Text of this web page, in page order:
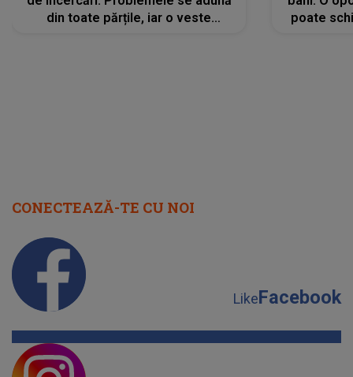
din toate părțile, iar o veste
poate
CONECTEAZĂ-TE CU NOI
LikeFacebook